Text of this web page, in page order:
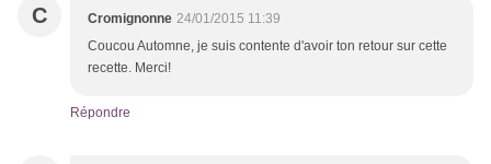
C Cromignonne 24/01/2015 11:39
Coucou Automne, je suis contente d'avoir ton retour sur cette
recette. Merci!
Répondre